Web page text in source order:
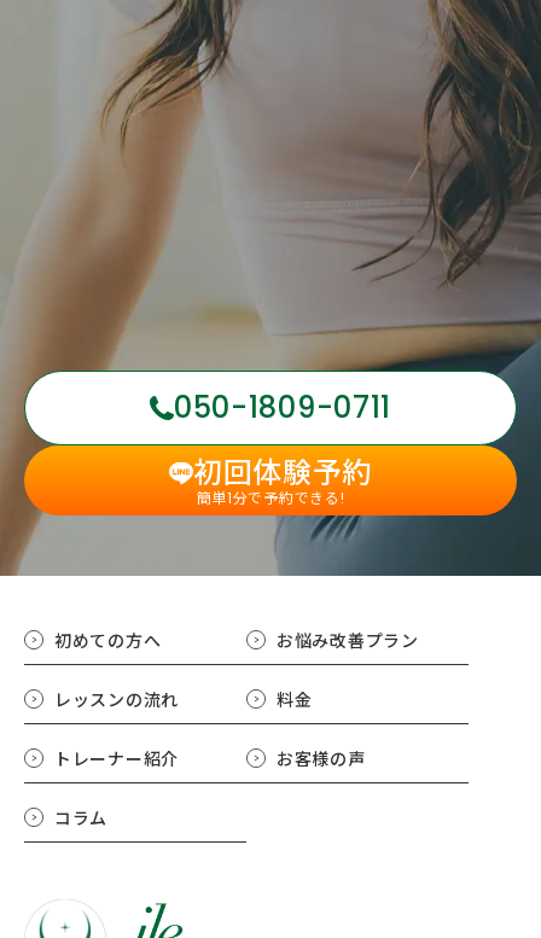
050-1809-0711
初回体験予約
簡単1分で予約できる!
初めての方へ お悩み改善プラン
レッスンの流れ 料金
トレーナー紹介 お客様の声
コラム